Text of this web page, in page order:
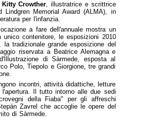
Kitty Crowther, illustratrice e scrittrice
Lindgren Memorial Award (ALMA), in
per l'infanzia.
a fare dell'annuale mostra un
contenitore, le esposizioni 2010
tradizionale grande esposizione del
riservata a Beatrice Alemagna e
di Sàrmede, esposta al
Polo, Tiepolo e Giorgione, tre grandi
incontri, attività didattiche, letture
Il tutto intorno alle due sedi
della Fiaba" per gli affreschi
Zavrel che accoglie le opere del
di Sàrmede.